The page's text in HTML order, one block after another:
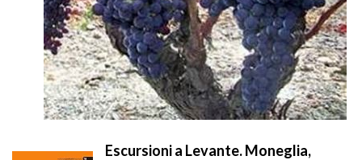
Escursioni a Levante. Moneglia,